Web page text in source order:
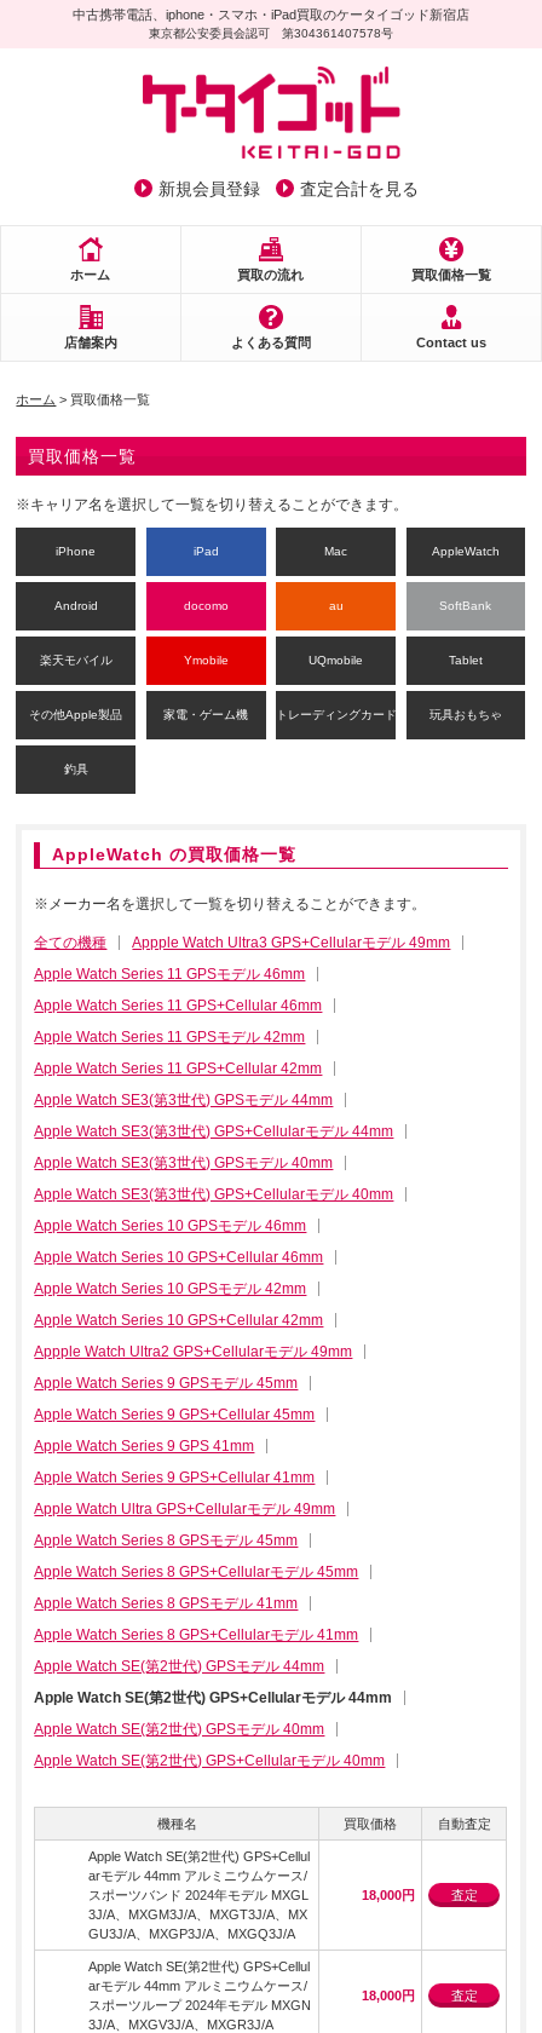
中古携帯電話、iphone・スマホ・iPad買取のケータイゴッド新宿店
東京都公安委員会認可 第304361407578号
新規会員登録 査定合計を見る
ホーム 買取の流れ 買取価格一覧
店舗案内 よくある質問 Contact us
ホーム > 買取価格一覧
買取価格一覧
※キャリア名を選択して一覧を切り替えることができます。
iPhone iPad Mac AppleWatch
Android docomo au SoftBank
楽天モバイル Ymobile UQmobile Tablet
その他Apple製品 家電・ゲーム機 トレーディングカード 玩具おもちゃ
釣具
AppleWatch の買取価格一覧
※メーカー名を選択して一覧を切り替えることができます。
全ての機種
Appple Watch Ultra3 GPS+Cellularモデル 49mm
Apple Watch Series 11 GPSモデル 46mm
Apple Watch Series 11 GPS+Cellular 46mm
Apple Watch Series 11 GPSモデル 42mm
Apple Watch Series 11 GPS+Cellular 42mm
Apple Watch SE3(第3世代) GPSモデル 44mm
Apple Watch SE3(第3世代) GPS+Cellularモデル 44mm
Apple Watch SE3(第3世代) GPSモデル 40mm
Apple Watch SE3(第3世代) GPS+Cellularモデル 40mm
Apple Watch Series 10 GPSモデル 46mm
Apple Watch Series 10 GPS+Cellular 46mm
Apple Watch Series 10 GPSモデル 42mm
Apple Watch Series 10 GPS+Cellular 42mm
Appple Watch Ultra2 GPS+Cellularモデル 49mm
Apple Watch Series 9 GPSモデル 45mm
Apple Watch Series 9 GPS+Cellular 45mm
Apple Watch Series 9 GPS 41mm
Apple Watch Series 9 GPS+Cellular 41mm
Apple Watch Ultra GPS+Cellularモデル 49mm
Apple Watch Series 8 GPSモデル 45mm
Apple Watch Series 8 GPS+Cellularモデル 45mm
Apple Watch Series 8 GPSモデル 41mm
Apple Watch Series 8 GPS+Cellularモデル 41mm
Apple Watch SE(第2世代) GPSモデル 44mm
Apple Watch SE(第2世代) GPS+Cellularモデル 44mm
Apple Watch SE(第2世代) GPSモデル 40mm
Apple Watch SE(第2世代) GPS+Cellularモデル 40mm
機種名 買取価格 自動査定
Apple Watch SE(第2世代) GPS+Cellul
arモデル 44mm アルミニウムケース/
スポーツバンド 2024年モデル MXGL
3J/A、MXGM3J/A、MXGT3J/A、MX
GU3J/A、MXGP3J/A、MXGQ3J/A
18,000円 査定
Apple Watch SE(第2世代) GPS+Cellul
arモデル 44mm アルミニウムケース/
スポーツループ 2024年モデル MXGN
3J/A、MXGV3J/A、MXGR3J/A
18,000円 査定